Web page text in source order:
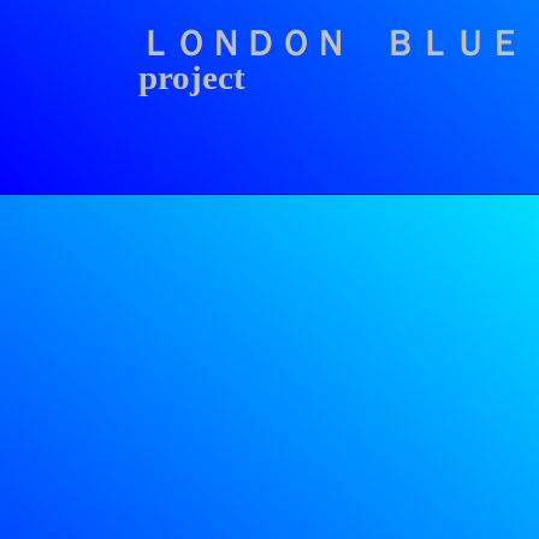
ＬＯＮＤＯＮ ＢＬＵ
project